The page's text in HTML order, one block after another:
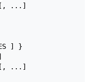
...]
] }
...]